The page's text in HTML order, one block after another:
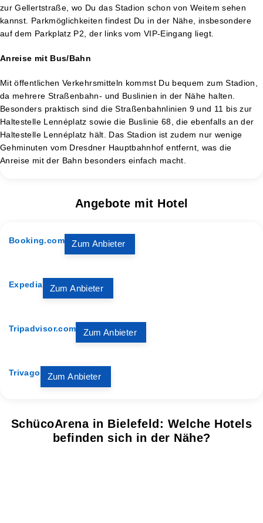
zur Gellertstraße, wo Du das Stadion schon von Weitem sehen
kannst. Parkmöglichkeiten findest Du in der Nähe, insbesondere
auf dem Parkplatz P2, der links vom VIP-Eingang liegt.
Anreise mit Bus/Bahn
Mit öffentlichen Verkehrsmitteln kommst Du bequem zum Stadion,
da mehrere Straßenbahn- und Buslinien in der Nähe halten.
Besonders praktisch sind die Straßenbahnlinien 9 und 11 bis zur
Haltestelle Lennéplatz sowie die Buslinie 68, die ebenfalls an der
Haltestelle Lennéplatz hält. Das Stadion ist zudem nur wenige
Gehminuten vom Dresdner Hauptbahnhof entfernt, was die
Anreise mit der Bahn besonders einfach macht​.
Angebote mit Hotel
Booking.com Zum Anbieter
Expedia Zum Anbieter
Tripadvisor.com Zum Anbieter
Trivago Zum Anbieter
SchücoArena in Bielefeld: Welche Hotels
befinden sich in der Nähe?